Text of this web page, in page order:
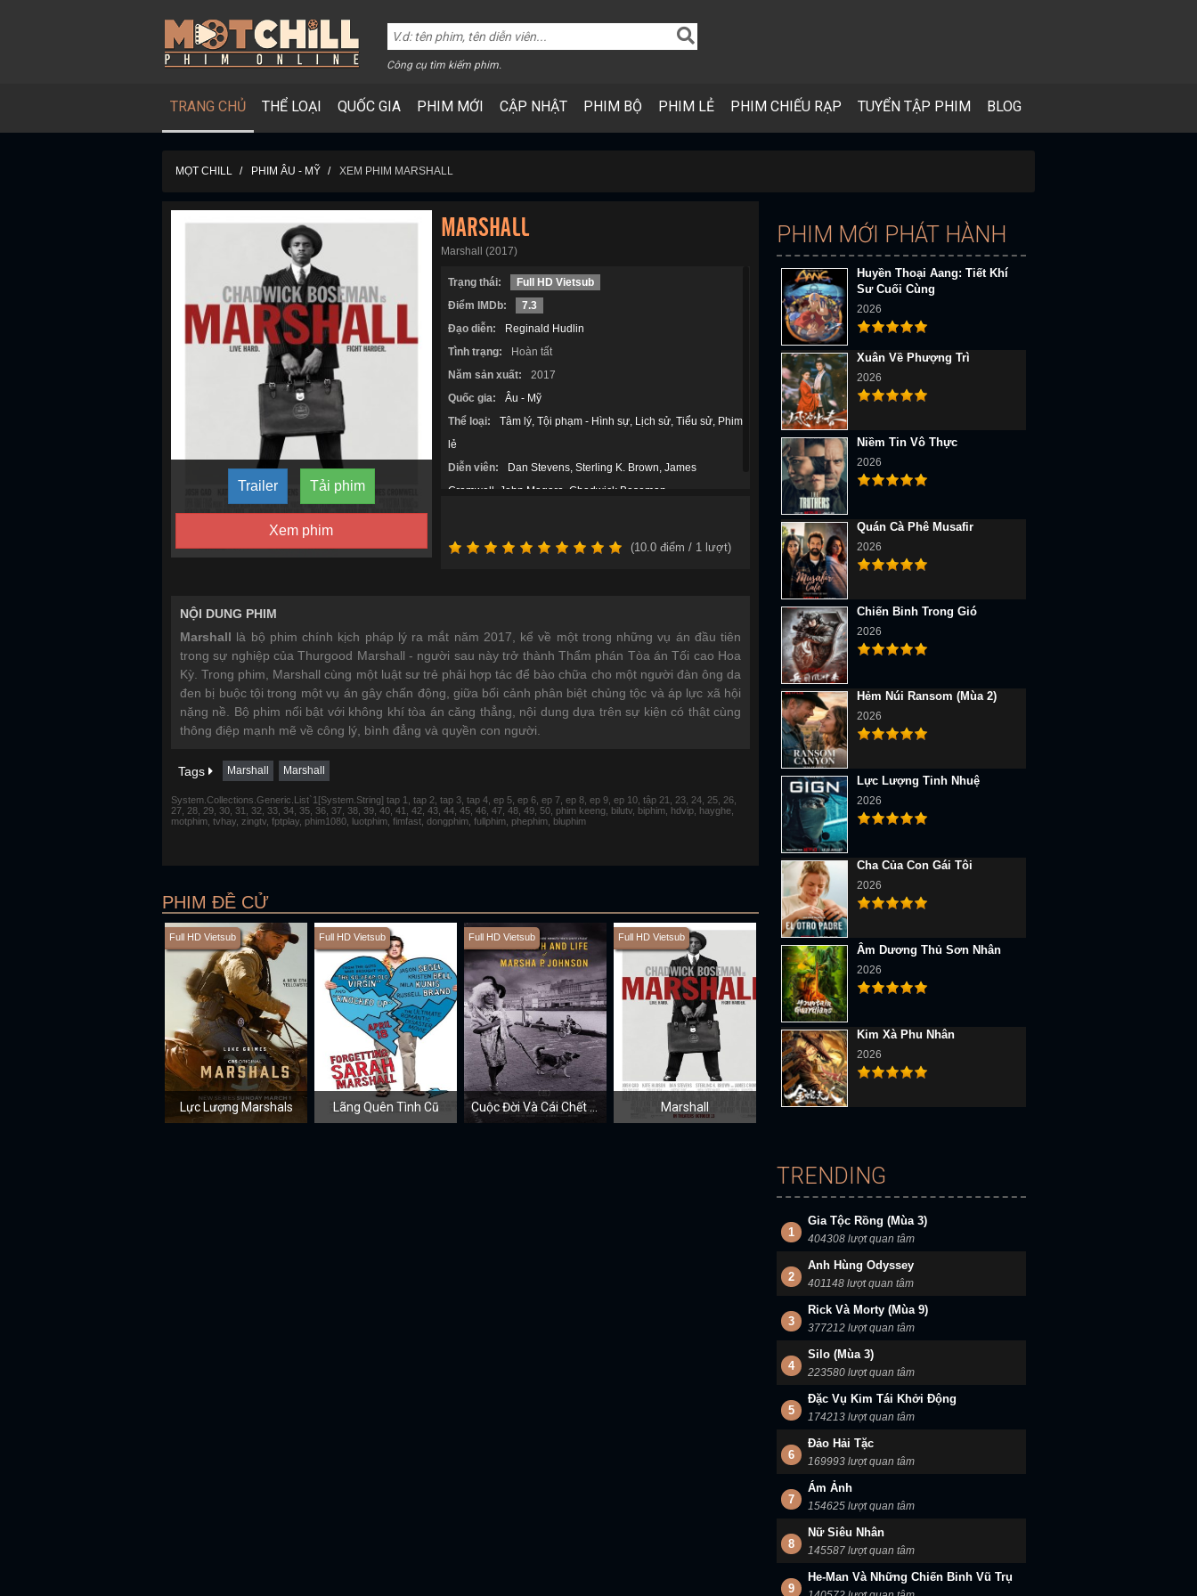
Công cụ tìm kiếm phim.
TRANG CHỦ THỂ LOẠI QUỐC GIA PHIM MỚI CẬP NHẬT PHIM BỘ PHIM LẺ PHIM CHIẾU RẠP TUYỂN TẬP PHIM BLOG
MỌT CHILL PHIM ÂU - MỸ XEM PHIM MARSHALL
Trailer Tải phim
Xem phim
MARSHALL
Marshall (2017)
Trạng thái:
Full HD Vietsub
Điểm IMDb:
7.3
Đạo diễn:
Reginald Hudlin
Tình trạng:
Hoàn tất
Năm sản xuất:
2017
Quốc gia:
Âu - Mỹ
Thể loại:
Tâm lý Tội phạm - Hình sự Lịch sử Tiểu sử
Phim
lẻ
Diễn viên:
Dan Stevens Sterling K. Brown James
Cromwell
John Magaro Chadwick Boseman
(10.0điểm / 1lượt)
NỘI DUNG PHIM
Marshall là bộ phim chính kịch pháp lý ra mắt năm 2017, kể về một trong những vụ án đầu tiên
trong sự nghiệp của Thurgood Marshall - người sau này trở thành Thẩm phán Tòa án Tối cao Hoa
Kỳ. Trong phim, Marshall cùng một luật sư trẻ phải hợp tác để bào chữa cho một người đàn ông da
đen bị buộc tội trong một vụ án gây chấn động, giữa bối cảnh phân biệt chủng tộc và áp lực xã hội
nặng nề. Bộ phim nổi bật với không khí tòa án căng thẳng, nội dung dựa trên sự kiện có thật cùng
thông điệp mạnh mẽ về công lý, bình đẳng và quyền con người.
Tags Marshall Marshall
System.Collections.Generic.List`1[System.String] tap 1, tap 2, tap 3, tap 4, ep 5, ep 6, ep 7, ep 8, ep 9, ep 10, tập 21, 23, 24, 25, 26,
27, 28, 29, 30, 31, 32, 33, 34, 35, 36, 37, 38, 39, 40, 41, 42, 43, 44, 45, 46, 47, 48, 49, 50, phim keeng, bilutv, biphim, hdvip, hayghe,
motphim, tvhay, zingtv, fptplay, phim1080, luotphim, fimfast, dongphim, fullphim, phephim, bluphim
PHIM ĐỀ CỬ
Full HD Vietsub
Lực Lượng Marshals
Full HD Vietsub
Lãng Quên Tình Cũ
Full HD Vietsub
Cuộc Đời Và Cái Chết Của Marsha P. Johnson
Full HD Vietsub
Marshall
PHIM MỚI PHÁT HÀNH
Huyền Thoại Aang: Tiết Khí
Sư Cuối Cùng
2026
Xuân Về Phượng Trì
2026
Niềm Tin Vô Thực
2026
Quán Cà Phê Musafir
2026
Chiến Binh Trong Gió
2026
Hẻm Núi Ransom (Mùa 2)
2026
Lực Lượng Tinh Nhuệ
2026
Cha Của Con Gái Tôi
2026
Âm Dương Thủ Sơn Nhân
2026
Kim Xà Phu Nhân
2026
TRENDING
1
Gia Tộc Rồng (Mùa 3)
404308 lượt quan tâm
2
Anh Hùng Odyssey
401148 lượt quan tâm
3
Rick Và Morty (Mùa 9)
377212 lượt quan tâm
4
Silo (Mùa 3)
223580 lượt quan tâm
5
Đặc Vụ Kim Tái Khởi Động
174213 lượt quan tâm
6
Đảo Hải Tặc
169993 lượt quan tâm
7
Ám Ảnh
154625 lượt quan tâm
8
Nữ Siêu Nhân
145587 lượt quan tâm
9
He-Man Và Những Chiến Binh Vũ Trụ